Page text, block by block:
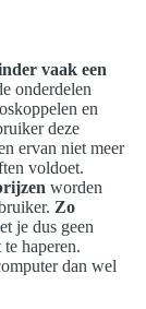
vaak een
onderdelen
en
deze
ervan niet meer
voldoet.
worden
Zo
je dus geen
haperen.
dan wel